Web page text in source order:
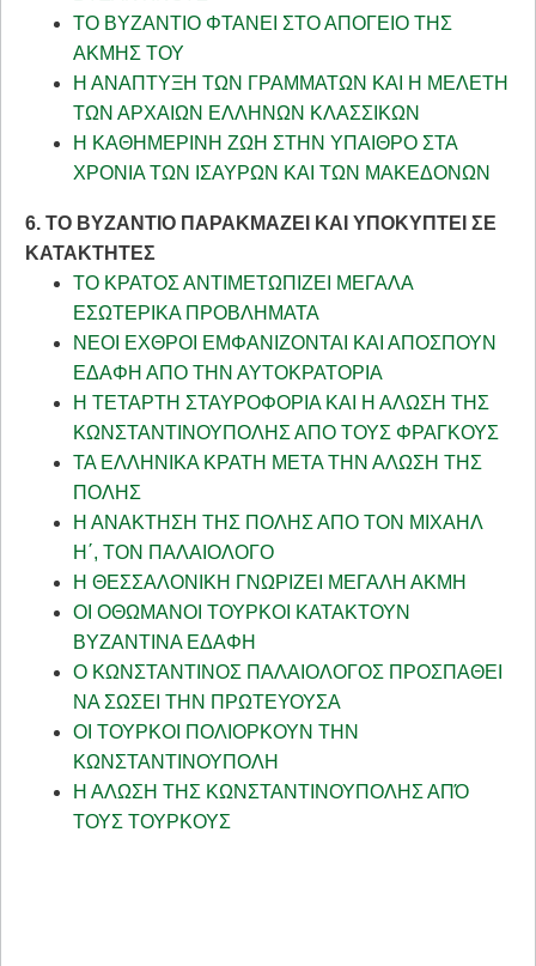
ΤΟ ΒΥΖΑΝΤΙΟ ΦΤΑΝΕΙ ΣΤΟ ΑΠΟΓΕΙΟ ΤΗΣ
ΑΚΜΗΣ ΤΟΥ
Η ΑΝΑΠΤΥΞΗ ΤΩΝ ΓΡΑΜΜΑΤΩΝ ΚΑΙ Η ΜΕΛΕΤΗ
ΤΩΝ ΑΡΧΑΙΩΝ ΕΛΛΗΝΩΝ ΚΛΑΣΣΙΚΩΝ
Η ΚΑΘΗΜΕΡΙΝΗ ΖΩΗ ΣΤΗΝ ΥΠΑΙΘΡΟ ΣΤΑ
ΧΡΟΝΙΑ ΤΩΝ ΙΣΑΥΡΩΝ ΚΑΙ ΤΩΝ ΜΑΚΕΔΟΝΩΝ
6. ΤΟ ΒΥΖΑΝΤΙΟ ΠΑΡΑΚΜΑΖΕΙ ΚΑΙ ΥΠΟΚΥΠΤΕΙ ΣΕ
ΚΑΤΑΚΤΗΤΕΣ
ΤΟ ΚΡΑΤΟΣ ΑΝΤΙΜΕΤΩΠΙΖΕΙ ΜΕΓΑΛΑ
ΕΣΩΤΕΡΙΚΑ ΠΡΟΒΛΗΜΑΤΑ
ΝΕΟΙ ΕΧΘΡΟΙ ΕΜΦΑΝΙΖΟΝΤΑΙ ΚΑΙ ΑΠΟΣΠΟΥΝ
ΕΔΑΦΗ ΑΠΟ ΤΗΝ ΑΥΤΟΚΡΑΤΟΡΙΑ
Η ΤΕΤΑΡΤΗ ΣΤΑΥΡΟΦΟΡΙΑ ΚΑΙ Η ΑΛΩΣΗ ΤΗΣ
ΚΩΝΣΤΑΝΤΙΝΟΥΠΟΛΗΣ ΑΠΟ ΤΟΥΣ ΦΡΑΓΚΟΥΣ
ΤΑ ΕΛΛΗΝΙΚΑ ΚΡΑΤΗ ΜΕΤΑ ΤΗΝ ΑΛΩΣΗ ΤΗΣ
ΠΟΛΗΣ
Η ΑΝΑΚΤΗΣΗ ΤΗΣ ΠΟΛΗΣ ΑΠΟ ΤΟΝ ΜΙΧΑΗΛ
Η΄, ΤΟΝ ΠΑΛΑΙΟΛΟΓΟ
Η ΘΕΣΣΑΛΟΝΙΚΗ ΓΝΩΡΙΖΕΙ ΜΕΓΑΛΗ ΑΚΜΗ
ΟΙ ΟΘΩΜΑΝΟΙ ΤΟΥΡΚΟΙ ΚΑΤΑΚΤΟΥΝ
ΒΥΖΑΝΤΙΝΑ ΕΔΑΦΗ
Ο ΚΩΝΣΤΑΝΤΙΝΟΣ ΠΑΛΑΙΟΛΟΓΟΣ ΠΡΟΣΠΑΘΕΙ
ΝΑ ΣΩΣΕΙ ΤΗΝ ΠΡΩΤΕΥΟΥΣΑ
ΟΙ ΤΟΥΡΚΟΙ ΠΟΛΙΟΡΚΟΥΝ ΤΗΝ
ΚΩΝΣΤΑΝΤΙΝΟΥΠΟΛΗ
Η ΑΛΩΣΗ ΤΗΣ ΚΩΝΣΤΑΝΤΙΝΟΥΠΟΛΗΣ ΑΠΌ
ΤΟΥΣ ΤΟΥΡΚΟΥΣ